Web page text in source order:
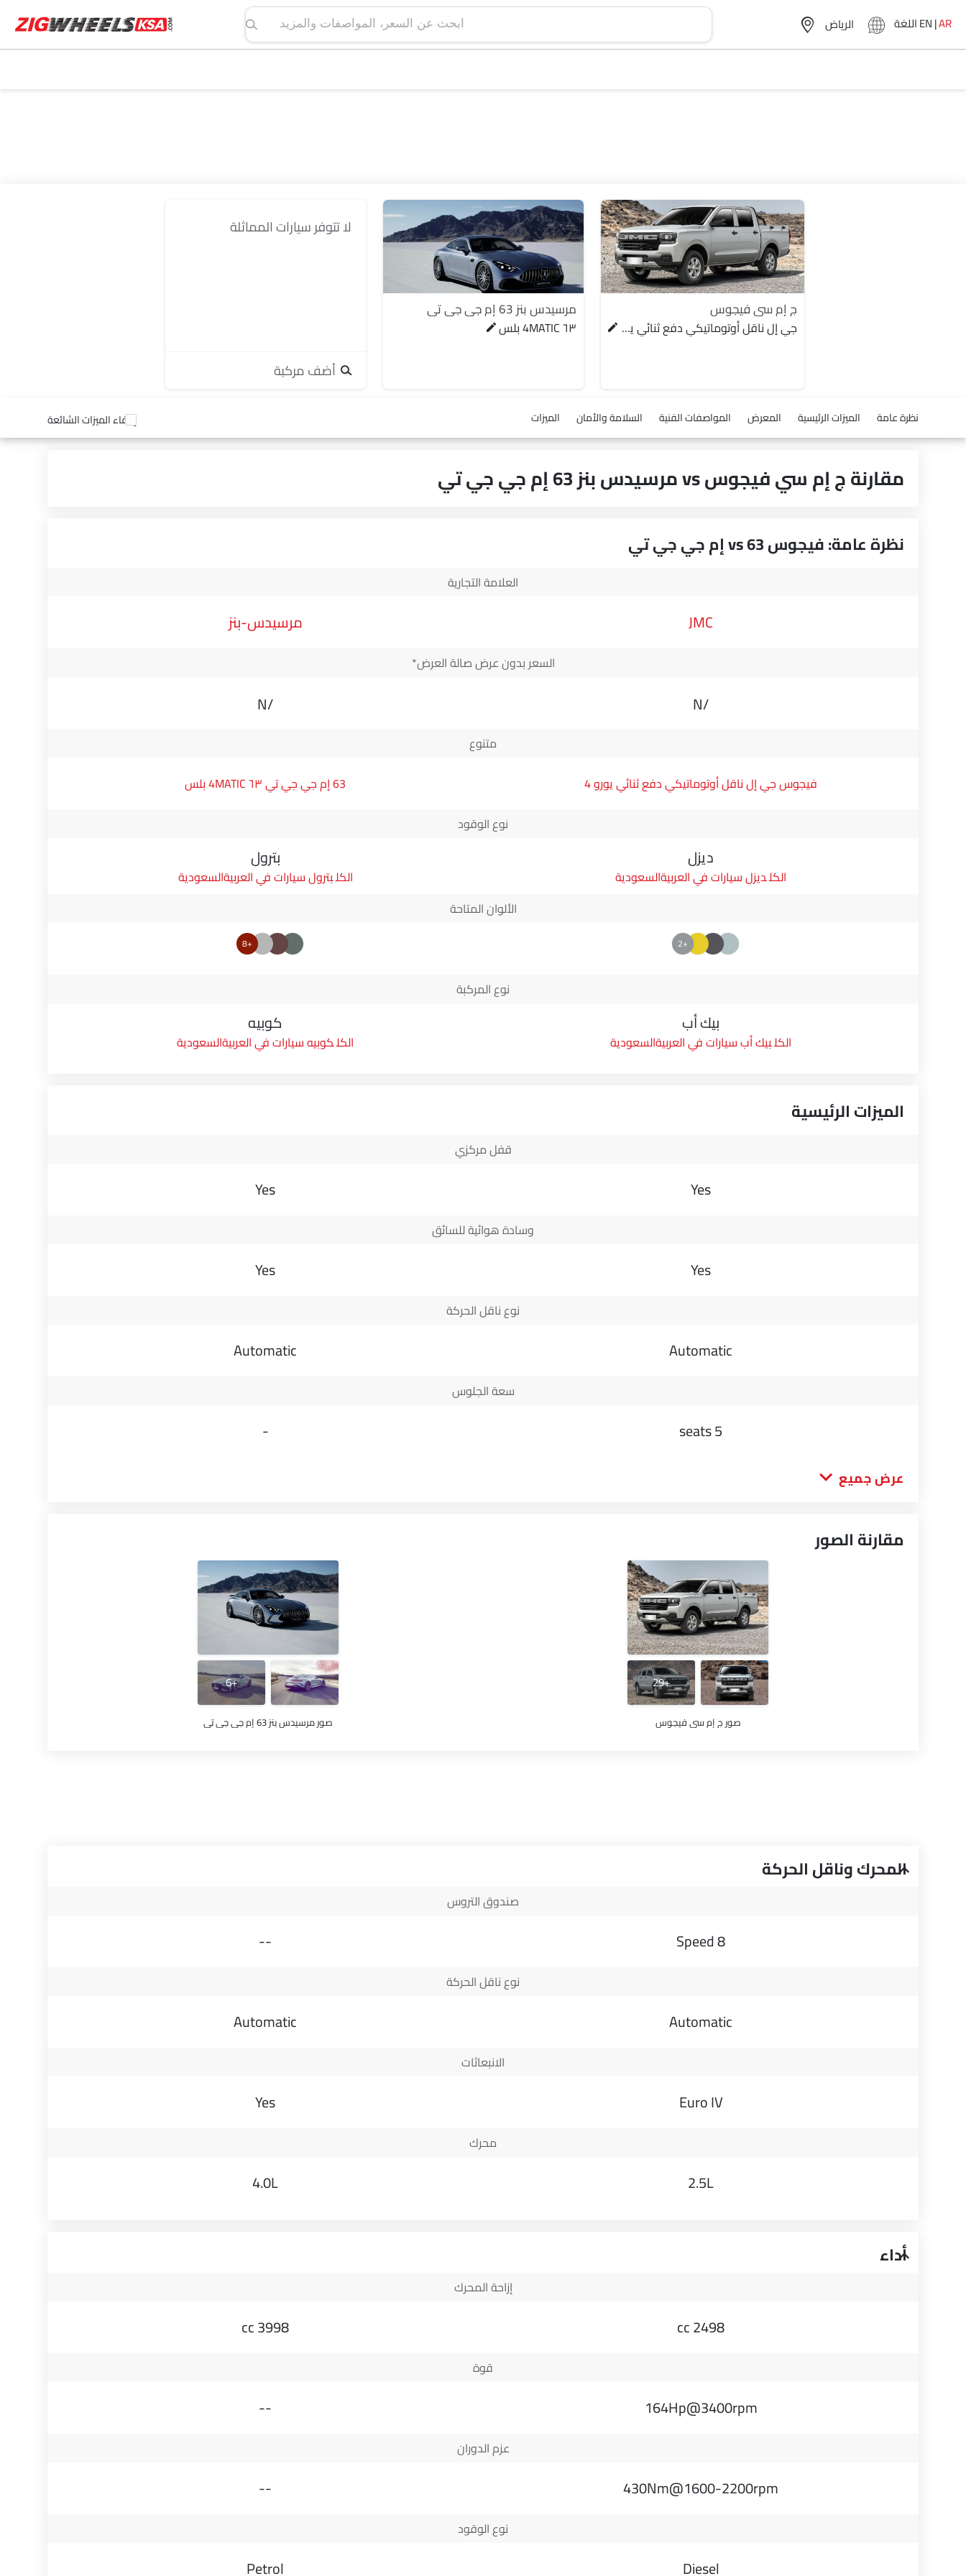
ابحث عن السعر، المواصفات والمزيد اللغةEN|AR
ج إم سي فيجوس
جي إل ناقل أوتوماتيكي دفع ثنائي يورو 4
مرسيدس بنز 63 إم جي جي تي
٦٣ 4MATIC بلس
لا تتوفر سيارات المماثلة
أضف مركبة
نظرة عامة الميزات الرئيسية المعرض المواصفات الفنية السلامة والأمان الميزات إخفاء الميزات الشائعة
مقارنة ج إم سي فيجوس vs مرسيدس بنز 63 إم جي جي تي
نظرة عامة: فيجوس vs 63 إم جي جي تي
العلامة التجارية
JMC مرسيدس-بنز
السعر بدون عرض صالة العرض*
N/A
N/A
متنوع
فيجوس جي إل ناقل أوتوماتيكي دفع ثنائي يورو 4
63 إم جي جي تي ٦٣ 4MATIC بلس
نوع الوقود
ديزل
ديزل سيارات في العربيةالسعودية
بترول
بترول سيارات في العربيةالسعودية
الألوان المتاحة
+2
+8
نوع المركبة
بيك أب
بيك أب سيارات في العربيةالسعودية
كوبيه
كوبيه سيارات في العربيةالسعودية
الميزات الرئيسية
قفل مركزي
Yes
Yes
وسادة هوائية للسائق
Yes
Yes
نوع ناقل الحركة
Automatic
Automatic
سعة الجلوس
5 seats
-
عرض جميع
مقارنة الصور
+29
صور ج إم سي فيجوس
+6
صور مرسيدس بنز 63 إم جي جي تي
المحرك وناقل الحركة
صندوق التروس
8 Speed
--
نوع ناقل الحركة
Automatic
Automatic
الانبعاثات
Euro IV
Yes
محرك
2.5L
4.0L
أداء
إزاحة المحرك
2498 cc
3998 cc
قوة
164Hp@3400rpm
--
عزم الدوران
430Nm@1600-2200rpm
--
نوع الوقود
Diesel
Petrol